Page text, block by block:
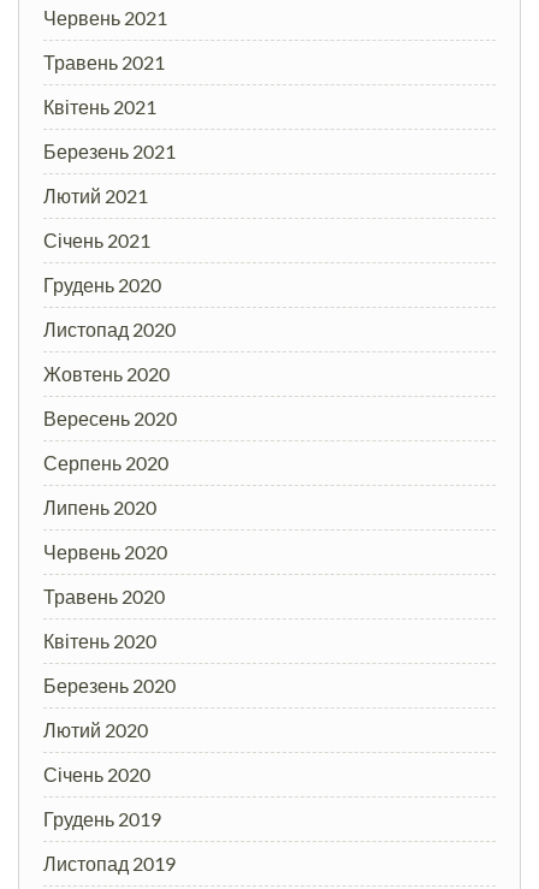
Червень 2021
Травень 2021
Квітень 2021
Березень 2021
Лютий 2021
Січень 2021
Грудень 2020
Листопад 2020
Жовтень 2020
Вересень 2020
Серпень 2020
Липень 2020
Червень 2020
Травень 2020
Квітень 2020
Березень 2020
Лютий 2020
Січень 2020
Грудень 2019
Листопад 2019